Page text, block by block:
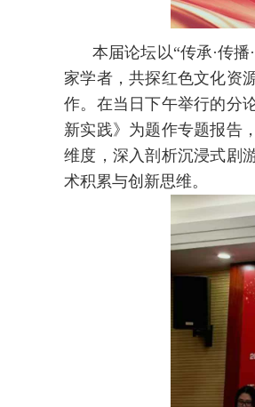
本届论坛以“传承·传
家学者，共探红色文化资
作。在当日下午举行的分
新实践》为题作专题报告
维度，深入剖析沉浸式剧
术积累与创新思维。